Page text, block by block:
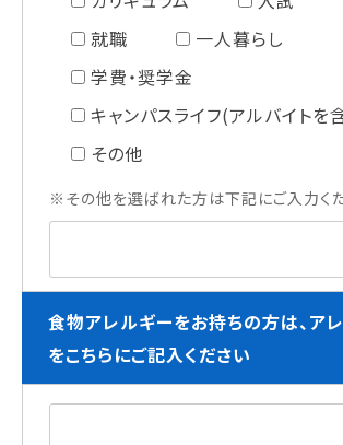
就職
一人暮らし
学費・奨学金
キャンパスライフ(アルバイトを
その他
※その他を選ばれた方は下記にご入力く
食物アレルギーをお持ちの方は、ア
をこちらにご記入ください